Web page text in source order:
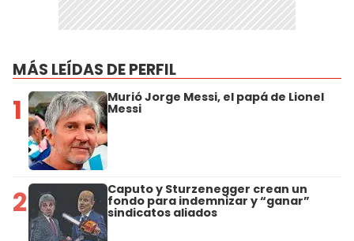
MÁS LEÍDAS DE PERFIL
1 Murió Jorge Messi, el papá de Lionel
Messi
2 Caputo y Sturzenegger crean un
fondo para indemnizar y “ganar”
sindicatos aliados